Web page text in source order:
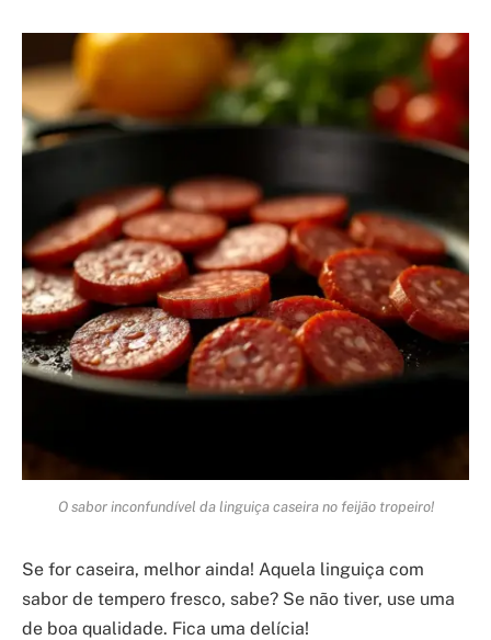
O sabor inconfundível da linguiça caseira no feijão tropeiro!
Se for caseira, melhor ainda! Aquela linguiça com
sabor de tempero fresco, sabe? Se não tiver, use uma
de boa qualidade. Fica uma delícia!